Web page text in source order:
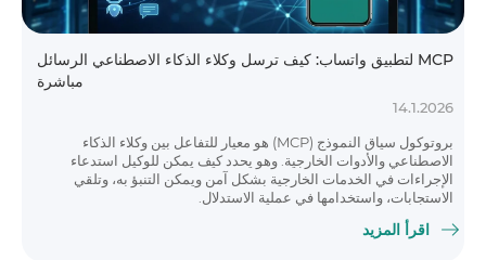
MCP لتطبيق واتساب: كيف ترسل وكلاء الذكاء الاصطناعي الرسائل
مباشرة
14.1.2026
بروتوكول سياق النموذج (MCP) هو معيار للتفاعل بين وكلاء الذكاء
الاصطناعي والأدوات الخارجية. وهو يحدد كيف يمكن للوكيل استدعاء
الإجراءات في الخدمات الخارجية بشكل آمن ويمكن التنبؤ به، وتلقي
الاستجابات، واستخدامها في عملية الاستدلال.
اقرأ المزيد